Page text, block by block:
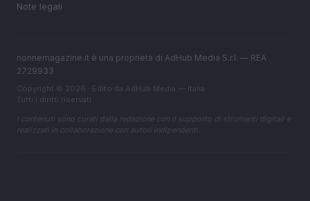
Note legali
nonnemagazine.it è una proprietà di AdHub Media S.r.l. — REA
2729933
Copyright © 2026 · Edito da AdHub Media — Italia
Tutti i diritti riservati
I contenuti sono curati dalla redazione con il supporto di strumenti digitali e
realizzati in collaborazione con autori indipendenti.